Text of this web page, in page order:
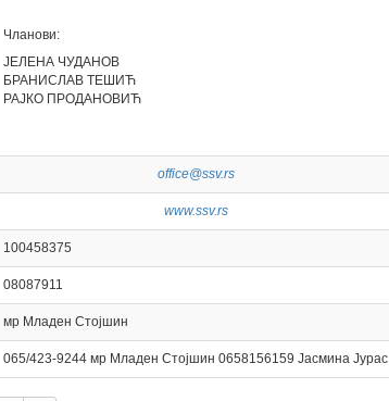
Чланови:
ЈЕЛЕНА ЧУДАНОВ
БРАНИСЛАВ ТЕШИЋ
РАЈКО ПРОДАНОВИЋ
office@ssv.rs
www.ssv.rs
100458375
08087911
мр Младен Стојшин
065/423-9244 мр Младен Стојшин 0658156159 Јасмина Јурас